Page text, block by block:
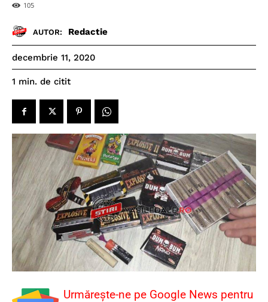
105
AUTOR: Redactie
decembrie 11, 2020
1 min. de citit
Urmărește-ne pe Google News pentru